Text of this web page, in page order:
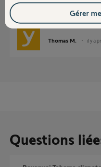
rayon de 20cm ?
Thomas M. il y a
Questions
Gérer